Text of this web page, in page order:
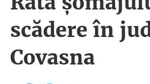
scădere în
Covasna